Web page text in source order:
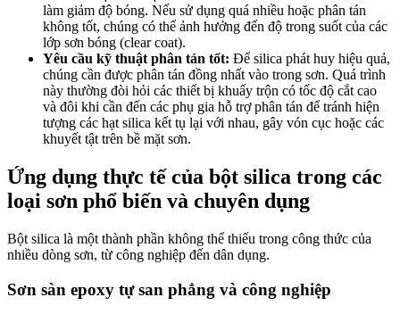
làm giảm độ bóng. Nếu sử dụng quá nhiều hoặc phân tán
không tốt, chúng có thể ảnh hưởng đến độ trong suốt của các
lớp sơn bóng (clear coat).
Yêu cầu kỹ thuật phân tán tốt: Để silica phát huy hiệu quả,
chúng cần được phân tán đồng nhất vào trong sơn. Quá trình
này thường đòi hỏi các thiết bị khuấy trộn có tốc độ cắt cao
và đôi khi cần đến các phụ gia hỗ trợ phân tán để tránh hiện
tượng các hạt silica kết tụ lại với nhau, gây vón cục hoặc các
khuyết tật trên bề mặt sơn.
Ứng dụng thực tế của bột silica trong các
loại sơn phổ biến và chuyên dụng
Bột silica là một thành phần không thể thiếu trong công thức của
nhiều dòng sơn, từ công nghiệp đến dân dụng.
Sơn sàn epoxy tự san phẳng và công nghiệp